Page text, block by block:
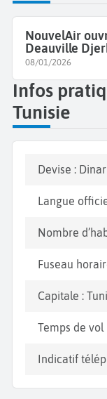
NouvelAir
Deauville
08/01/2026
Infos
Tunisie
Devise :
Langue
Nombre
Fuseau
Capitale :
Temps de vol
Indicatif